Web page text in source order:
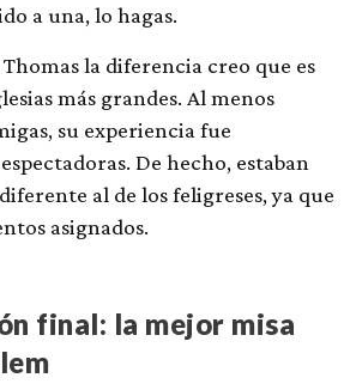
a una, lo hagas.
Thomas la diferencia creo que es
más grandes. Al menos
su experiencia fue
De hecho, estaban
al de los feligreses, ya que
asignados.
final: la mejor misa